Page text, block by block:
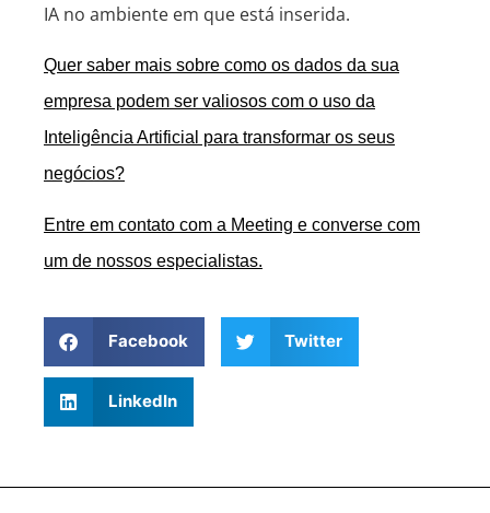
IA no ambiente em que está inserida.
Quer saber mais sobre como os dados da sua
empresa podem ser valiosos com o uso da
Inteligência Artificial para transformar os seus
negócios?
Entre em contato com a Meeting e converse com
um de nossos especialistas.
Facebook Twitter
LinkedIn